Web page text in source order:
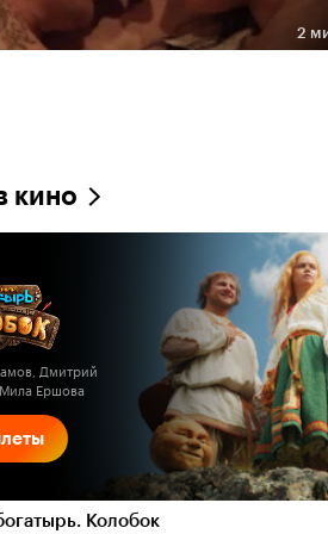
2 мин
2
кино
Дмитрий
Ершова
Колобок